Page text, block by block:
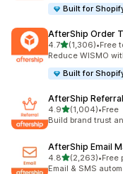
Built for
AfterShip Order
4.7별 5개 중
(1,306)
총 리뷰 1306개
•Free
Reduce WISMO
Built for
AfterShip
4.9별 5개 중
(1,004)
총 리뷰 1004개
•Free
Build brand trust
AfterShip Email
4.8별 5개 중
(2,263)
총 리뷰 2263개
•Free
Email & SMS